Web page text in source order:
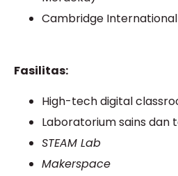
Cambridge
Fasilitas:
High-tech digital
Laboratorium sains dan
STEAM Lab
Makerspace